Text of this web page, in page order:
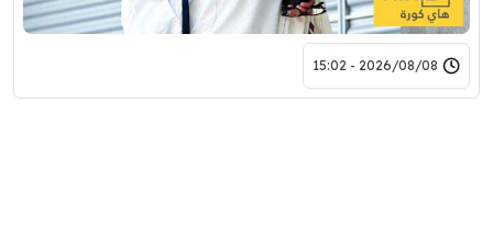
2026/08/08 - 15:02